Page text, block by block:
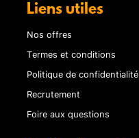
Liens utiles
Nos offres
Termes et conditions
Politique de confidentialité
Recrutement
Foire aux questions